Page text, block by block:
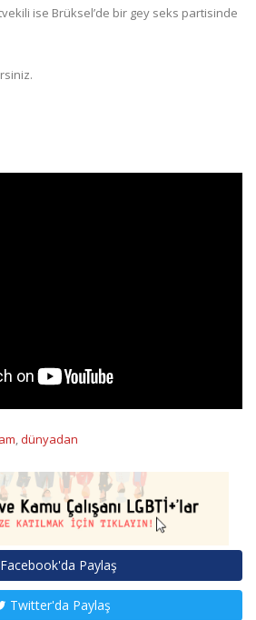
ise Brüksel’de bir gey seks partisinde
,dünyadan
Paylaş
Twitter'da Paylaş